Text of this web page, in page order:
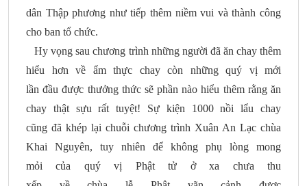
dân Thập phương như tiếp thêm niềm vui và thành công
cho ban tổ chức.
Hy vọng sau chương trình những người đã ăn chay thêm
hiểu hơn về ẩm thực chay còn những quý vị mới
lần đầu được thưởng thức sẽ phần nào hiểu thêm rằng ăn
chay thật sựu rất tuyệt! Sự kiện 1000 nồi lẩu chay
cũng đã khép lại chuỗi chương trình Xuân An Lạc chùa
Khai Nguyên, tuy nhiên để không phụ lòng mong
mỏi của quý vị Phật tử ở xa chưa thu